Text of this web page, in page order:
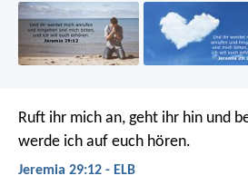
Ruft ihr mich an, geht ihr hin und
werde ich auf euch hören.
Jeremia 29:12 - ELB